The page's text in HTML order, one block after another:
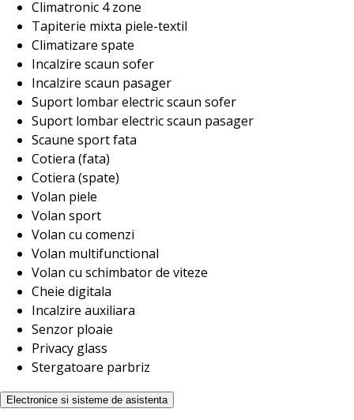
Climatronic 4 zone
Tapiterie mixta piele-textil
Climatizare spate
Incalzire scaun sofer
Incalzire scaun pasager
Suport lombar electric scaun sofer
Suport lombar electric scaun pasager
Scaune sport fata
Cotiera (fata)
Cotiera (spate)
Volan piele
Volan sport
Volan cu comenzi
Volan multifunctional
Volan cu schimbator de viteze
Cheie digitala
Incalzire auxiliara
Senzor ploaie
Privacy glass
Stergatoare parbriz
Electronice si sisteme de asistenta